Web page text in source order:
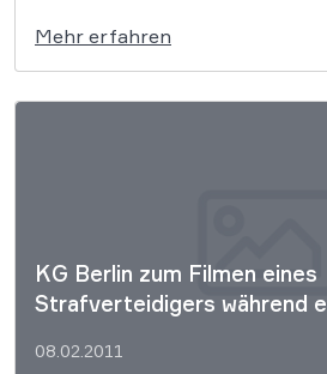
Mehr erfahren
KG Berlin zum Filmen eines
Strafverteidigers während
08.02.2011